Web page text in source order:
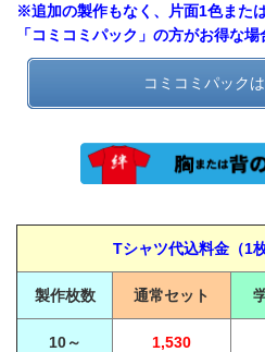
※追加の製作もなく、片面1色また
「コミコミパック」の方がお得な場
コミコミパック
Tシャツ代込料金（1
製作枚数 通常セット
10～ 1,530